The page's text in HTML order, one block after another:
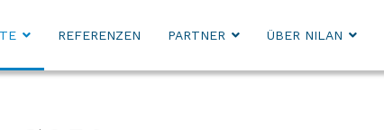
REFERENZEN PARTNER ÜBER NILAN